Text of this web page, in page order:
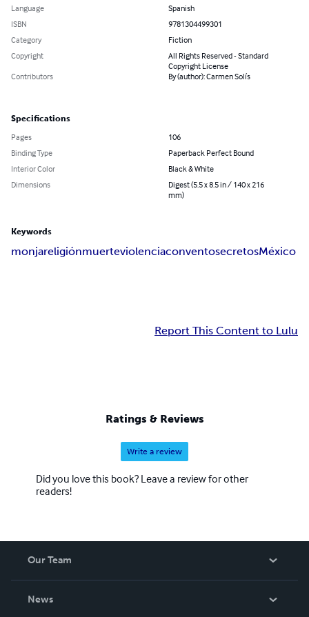
Language
Spanish
ISBN
9781304499301
Category
Fiction
Copyright
All Rights Reserved - Standard
Copyright License
Contributors
By (author): Carmen Solís
Specifications
Pages
106
Binding Type
Paperback Perfect Bound
Interior Color
Black & White
Dimensions
Digest (5.5 x 8.5 in / 140 x 216
mm)
Keywords
monjareligiónmuerteviolenciaconventosecretosMéxico
Report This Content to Lulu
Ratings & Reviews
Write a review
Did you love this book? Leave a review for other
readers!
Our Team
News